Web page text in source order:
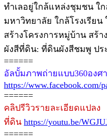
ทำเลอยู่ใกล้แหล่งชุมชน ใ
มหาวิทยาลัย ใกล้โรงเรีย
สร้างโครงการหมู่บ้าน สร้
ผังสีที่ดิน: ที่ดินผังสีชมพู ปร
======
อัลบั้มภาพถ่ายแบบ360องศา
https://www.facebook.com/
======
คลิปรีวิวรายละเอียดแปลง
ที่ดิน https://youtu.be/
======